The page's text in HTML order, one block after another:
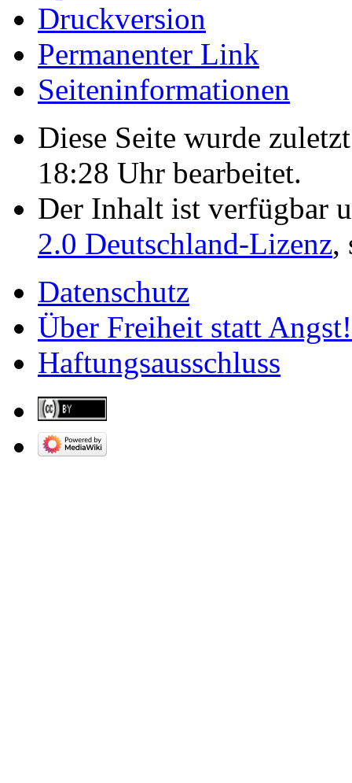
Druckversion
Permanenter Link
Seiten­­informationen
Diese Seite wurde
18:28 Uhr bearbeitet.
Der Inhalt ist verfügbar
2.0 Deutschland-Lizenz,
Datenschutz
Über Freiheit statt Angst!
Haftungsausschluss